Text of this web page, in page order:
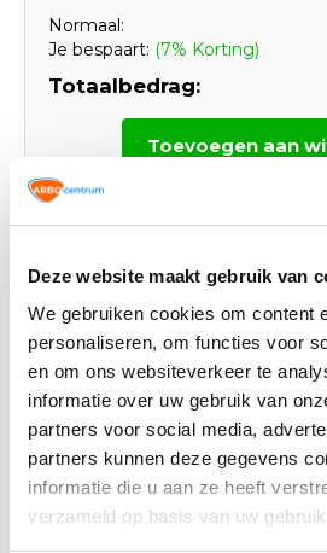
Deze website maakt gebruik van
We gebruiken cookies om content
personaliseren, om functies voor
en om ons websiteverkeer te
informatie over uw gebruik van
partners voor social media,
partners kunnen deze gegevens
informatie die u aan ze heeft
verzameld op basis van uw
Normaal:
Je bespaart: (7% Korting)
Totaalbedrag:
Toevoegen aan